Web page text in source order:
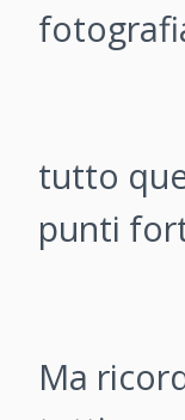
tutto
punti
Ma